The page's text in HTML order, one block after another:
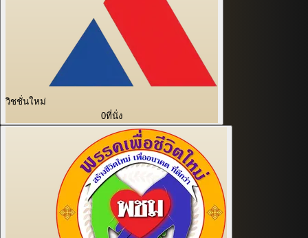
วิชชั่นใหม่
0ที่นั่ง